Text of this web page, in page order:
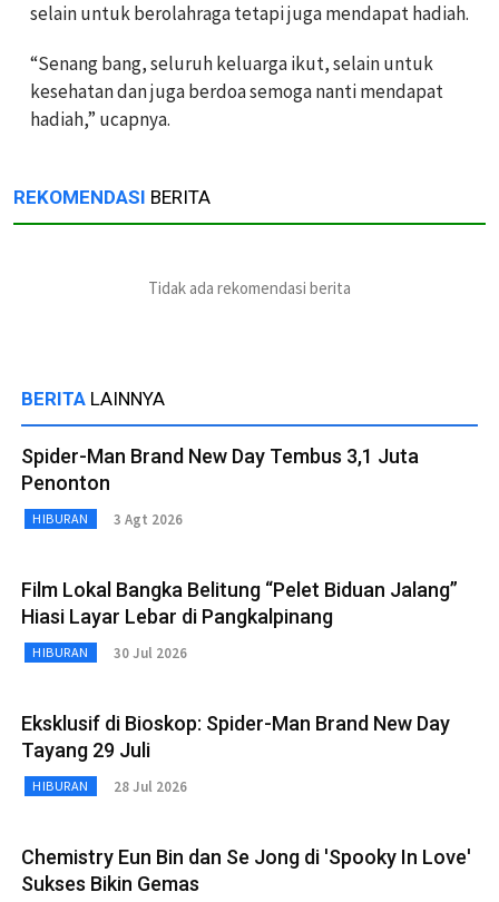
selain untuk berolahraga tetapi juga mendapat hadiah.
“Senang bang, seluruh keluarga ikut, selain untuk
kesehatan dan juga berdoa semoga nanti mendapat
hadiah,” ucapnya.
REKOMENDASI BERITA
Tidak ada rekomendasi berita
BERITA LAINNYA
Spider-Man Brand New Day Tembus 3,1 Juta
Penonton
HIBURAN 3 Agt 2026
Film Lokal Bangka Belitung “Pelet Biduan Jalang”
Hiasi Layar Lebar di Pangkalpinang
HIBURAN 30 Jul 2026
Eksklusif di Bioskop: Spider-Man Brand New Day
Tayang 29 Juli
HIBURAN 28 Jul 2026
Chemistry Eun Bin dan Se Jong di 'Spooky In Love'
Sukses Bikin Gemas